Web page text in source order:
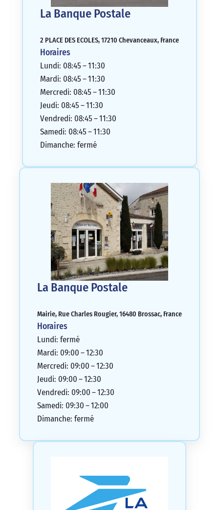
La Banque Postale
2 PLACE DES ECOLES, 17210 Chevanceaux, France
Horaires
Lundi: 08:45 – 11:30
Mardi: 08:45 – 11:30
Mercredi: 08:45 – 11:30
Jeudi: 08:45 – 11:30
Vendredi: 08:45 – 11:30
Samedi: 08:45 – 11:30
Dimanche: fermé
La Banque Postale
Mairie, Rue Charles Rougier, 16480 Brossac, France
Horaires
Lundi: fermé
Mardi: 09:00 – 12:30
Mercredi: 09:00 – 12:30
Jeudi: 09:00 – 12:30
Vendredi: 09:00 – 12:30
Samedi: 09:30 – 12:00
Dimanche: fermé